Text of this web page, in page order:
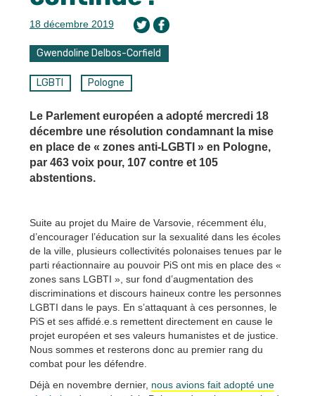
18 décembre 2019
Gwendoline Delbos-Corfield
LGBTI Pologne
Le Parlement européen a adopté mercredi 18
décembre une résolution condamnant la mise
en place de « zones anti-LGBTI » en Pologne,
par 463 voix pour, 107 contre et 105
abstentions.
Suite au projet du Maire de Varsovie, récemment élu,
d’encourager l’éducation sur la sexualité dans les écoles
de la ville, plusieurs collectivités polonaises tenues par le
parti réactionnaire au pouvoir PiS ont mis en place des «
zones sans LGBTI », sur fond d’augmentation des
discriminations et discours haineux contre les personnes
LGBTI dans le pays. En s’attaquant à ces personnes, le
PiS et ses affidé.e.s remettent directement en cause le
projet européen et ses valeurs humanistes et de justice.
Nous sommes et resterons donc au premier rang du
combat pour les défendre.
Déjà en novembre dernier, nous avions fait adopté une